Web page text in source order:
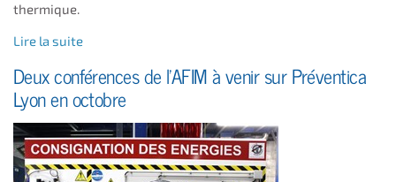
thermique.
Lire la suite
Deux conférences de l'AFIM à venir sur Préventica
Lyon en octobre